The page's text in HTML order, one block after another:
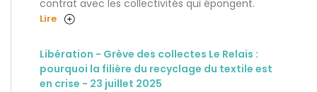
contrat avec les collectivités qui épongent.
Lire
Libération - Grève des collectes Le Relais :
pourquoi la filière du recyclage du textile est
en crise - 23 juillet 2025